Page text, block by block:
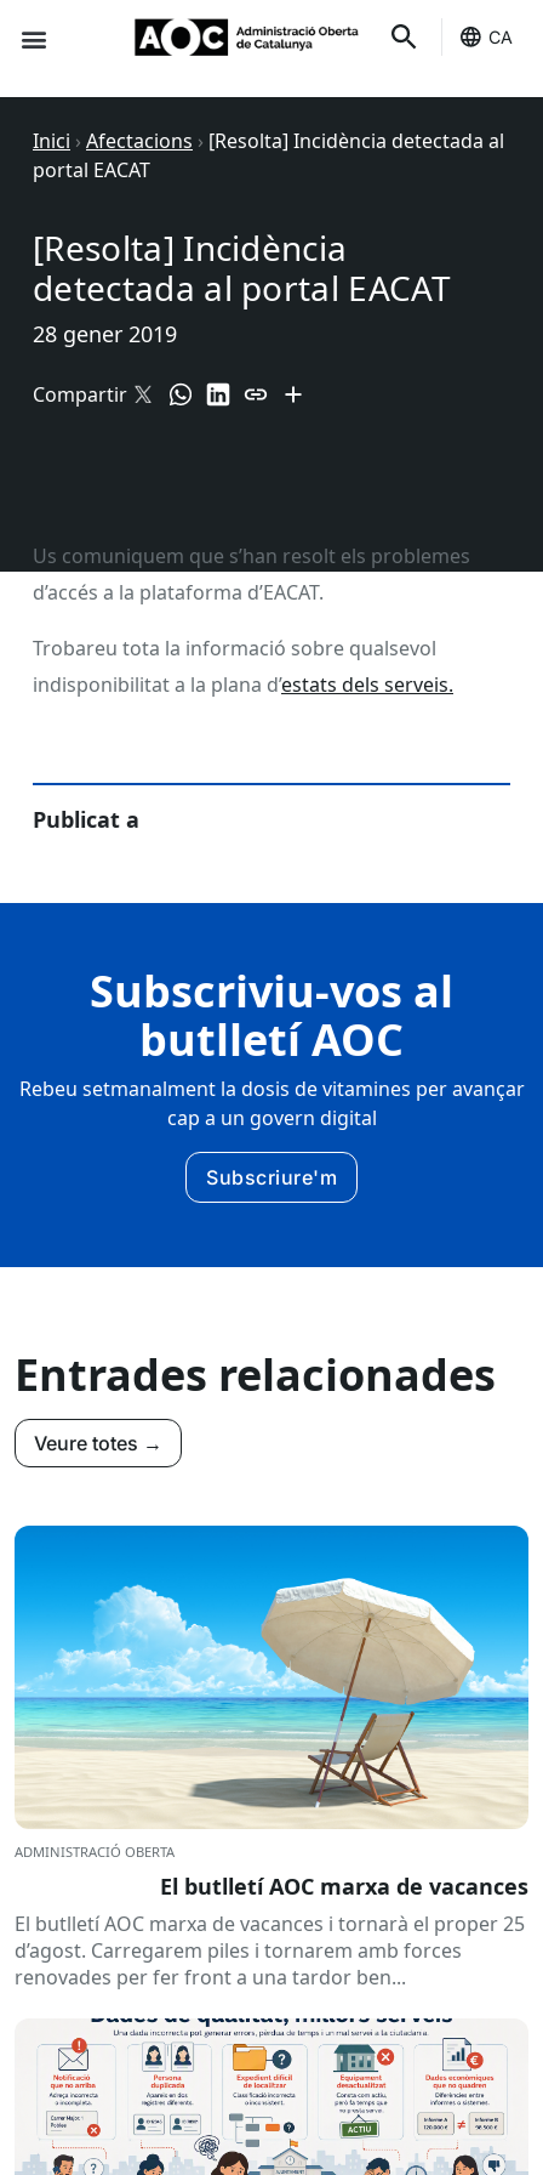
CA
Inici › Afectacions › [Resolta] Incidència detectada al
portal EACAT
[Resolta] Incidència
detectada al portal EACAT
28 gener 2019
Compartir
Us comuniquem que s’han resolt els problemes
d’accés a la plataforma d’EACAT.
Trobareu tota la informació sobre qualsevol
indisponibilitat a la plana d’estats dels serveis.
Publicat a
Subscriviu-vos al
butlletí AOC
Rebeu setmanalment la dosis de vitamines per avançar
cap a un govern digital
Subscriure'm
Entrades relacionades
Veure totes →
ADMINISTRACIÓ OBERTA
El butlletí AOC marxa de vacances
El butlletí AOC marxa de vacances i tornarà el proper 25
d’agost. Carregarem piles i tornarem amb forces
renovades per fer front a una tardor ben...